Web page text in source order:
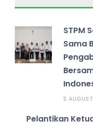
STPM
Sama
5
Pelantikan